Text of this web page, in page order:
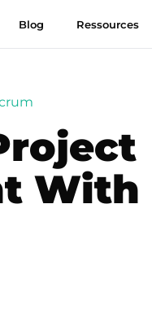
Blog Ressources
With